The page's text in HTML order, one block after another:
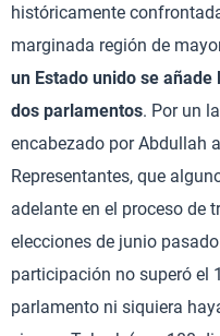
históricamente
marginada región de
un Estado unido se
dos parlamentos. Por un
encabezado por Abdullah
Representantes, que
adelante en el proceso de
elecciones de junio
participación no superó el
parlamento ni siquiera